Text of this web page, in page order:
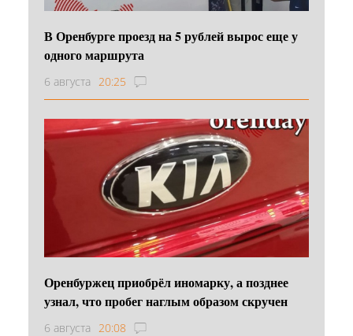
В Оренбурге проезд на 5 рублей вырос еще у
одного маршрута
6 августа 20:25
Оренбуржец приобрёл иномарку, а позднее
узнал, что пробег наглым образом скручен
6 августа 20:08